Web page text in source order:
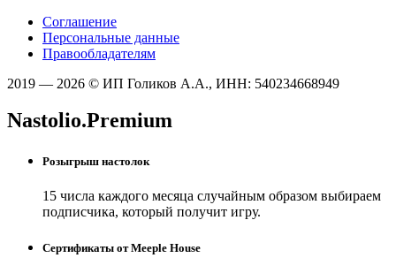
Соглашение
Персональные данные
Правообладателям
2019 — 2026 © ИП Голиков А.А., ИНН: 540234668949
Nastolio.Premium
Розыгрыш настолок
15 числа каждого месяца случайным образом выбираем
подписчика, который получит игру.
Сертификаты от Meeple House